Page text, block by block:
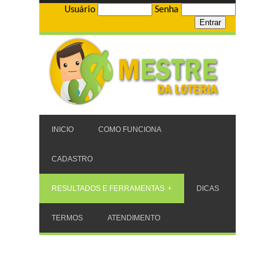
Usuário Senha
INICIO COMO FUNCIONA
CADASTRO
RESULTADOS E FERRAMENTAS DICAS
TERMOS ATENDIMENTO